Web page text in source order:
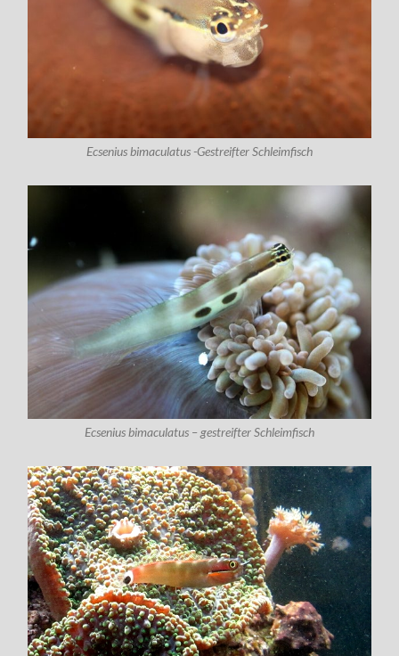
Ecsenius bimaculatus -Gestreifter Schleimfisch
Ecsenius bimaculatus – gestreifter Schleimfisch